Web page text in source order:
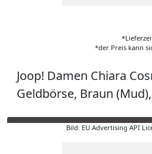
*der Preis kann
Joop! Damen Chiara
Geldbörse, Braun
Bild: EU Advertising API